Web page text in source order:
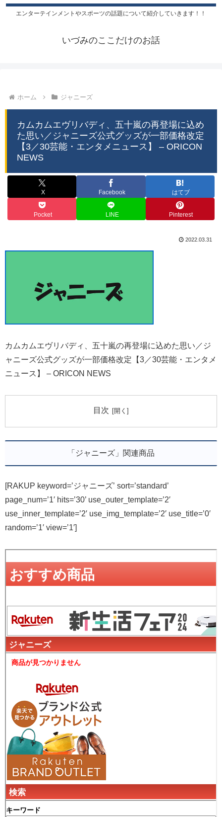
エンターテインメントやスポーツの話題について紹介していきます！！
いづみのここだけのお話
ホーム ジャニーズ
カムカムエヴリバディ、五十嵐の再登場に込め
た思い／ジャニーズ公式グッズが一部価格改定
【3／30芸能・エンタメニュース】 – ORICON
NEWS
X Facebook はてブ
Pocket LINE Pinterest
2022.03.31
カムカムエヴリバディ、五十嵐の再登場に込めた思い／ジ
ャニーズ公式グッズが一部価格改定【3／30芸能・エンタメ
ニュース】 – ORICON NEWS
目次
「ジャニーズ」関連商品
[RAKUP keyword=’ジャニーズ’ sort=’standard’
page_num=’1′ hits=’30’ use_outer_template=’2′
use_inner_template=’2′ use_img_template=’2′ use_title=’0′
random=’1′ view=’1′]